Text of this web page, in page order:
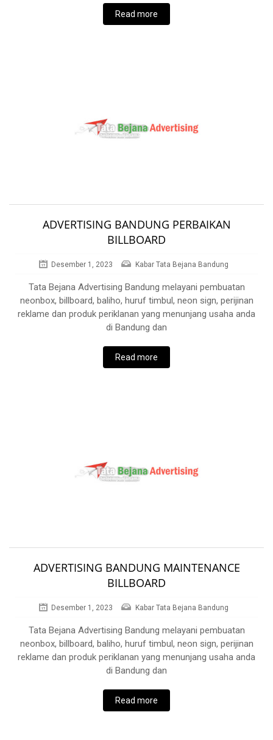
Read more
ADVERTISING BANDUNG PERBAIKAN
BILLBOARD
Desember 1, 2023 Kabar Tata Bejana Bandung
Tata Bejana Advertising Bandung melayani pembuatan
neonbox, billboard, baliho, huruf timbul, neon sign, perijinan
reklame dan produk periklanan yang menunjang usaha anda
di Bandung dan
Read more
ADVERTISING BANDUNG MAINTENANCE
BILLBOARD
Desember 1, 2023 Kabar Tata Bejana Bandung
Tata Bejana Advertising Bandung melayani pembuatan
neonbox, billboard, baliho, huruf timbul, neon sign, perijinan
reklame dan produk periklanan yang menunjang usaha anda
di Bandung dan
Read more